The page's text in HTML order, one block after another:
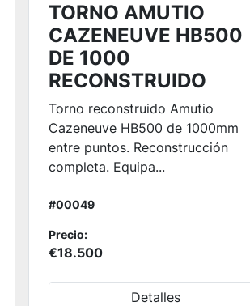
TORNO AMUTIO
CAZENEUVE HB500
DE 1000
RECONSTRUIDO
Torno reconstruido Amutio
Cazeneuve HB500 de 1000mm
entre puntos. Reconstrucción
completa. Equipa...
#00049
Precio:
€18.500
Detalles